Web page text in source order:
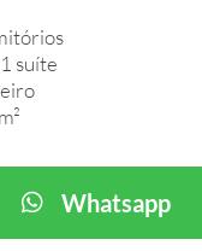
suíte
Whatsapp